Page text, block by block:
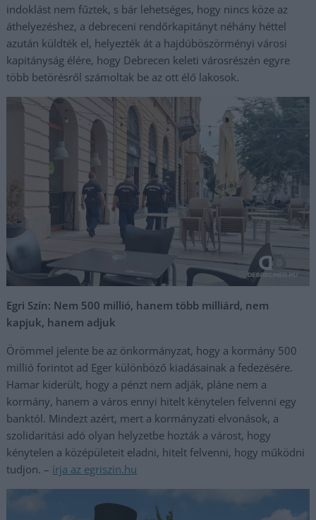
indoklást nem fűztek, s bár lehetséges, hogy nincs köze az
áthelyezéshez, a debreceni rendőrkapitányt néhány héttel
azután küldték el, helyezték át a hajdúböszörményi városi
kapitányság élére, hogy Debrecen keleti városrészén egyre
több betörésről számoltak be az ott élő lakosok.
Egri Szín: Nem 500 millió, hanem több milliárd, nem
kapjuk, hanem adjuk
Örömmel jelente be az önkormányzat, hogy a kormány 500
millió forintot ad Eger különböző kiadásainak a fedezésére.
Hamar kiderült, hogy a pénzt nem adják, pláne nem a
kormány, hanem a város ennyi hitelt kénytelen felvenni egy
banktól. Mindezt azért, mert a kormányzati elvonások, a
szolidaritási adó olyan helyzetbe hozták a várost, hogy
kénytelen a középületeit eladni, hitelt felvenni, hogy működni
tudjon. – írja az egriszin.hu